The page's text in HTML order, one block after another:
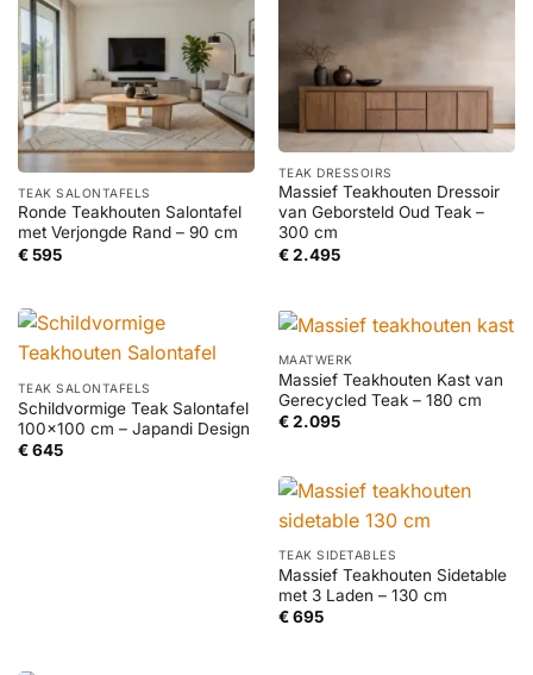
TEAK SALONTAFELS
Ronde Teakhouten Salontafel
met Verjongde Rand – 90 cm
€595
TEAK DRESSOIRS
Massief Teakhouten Dressoir
van Geborsteld Oud Teak –
300 cm
€2.495
TEAK SALONTAFELS
Schildvormige Teak Salontafel
100×100 cm – Japandi Design
€645
MAATWERK
Massief Teakhouten Kast van
Gerecycled Teak – 180 cm
€2.095
TEAK SIDETABLES
Massief Teakhouten Sidetable
met 3 Laden – 130 cm
€695